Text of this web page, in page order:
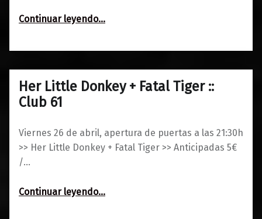
Continuar leyendo“Agenda del 25 al 27 de abril: Buenas elecciones (I)”
…
Her Little Donkey + Fatal Tiger ::
Club 61
Viernes 26 de abril, apertura de puertas a las 21:30h
>> Her Little Donkey + Fatal Tiger >> Anticipadas 5€
/…
Continuar leyendo“Her Little Donkey + Fatal Tiger :: Club 61”
…
21/04/2019
0
Maravillas